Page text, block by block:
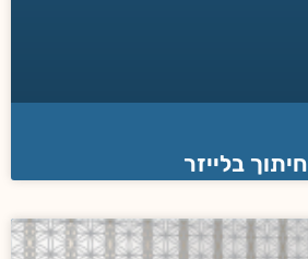
חיתוך בלייזר